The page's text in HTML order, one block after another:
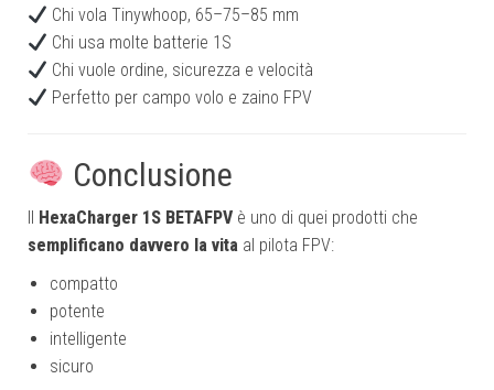
Chi vola Tinywhoop, 65–75–85 mm
Chi usa molte batterie 1S
Chi vuole ordine, sicurezza e velocità
Perfetto per campo volo e zaino FPV
Conclusione
Il HexaCharger 1S BETAFPV è uno di quei prodotti che
semplificano davvero la vita al pilota FPV:
compatto
potente
intelligente
sicuro